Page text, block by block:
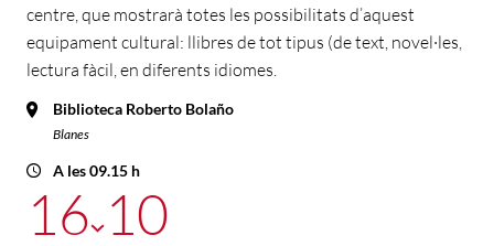
centre, que mostrarà totes les possibilitats d’aquest
equipament cultural: llibres de tot tipus (de text, novel·les,
lectura fàcil, en diferents idiomes.
Biblioteca Roberto Bolaño
Blanes
A les 09.15 h
16 10